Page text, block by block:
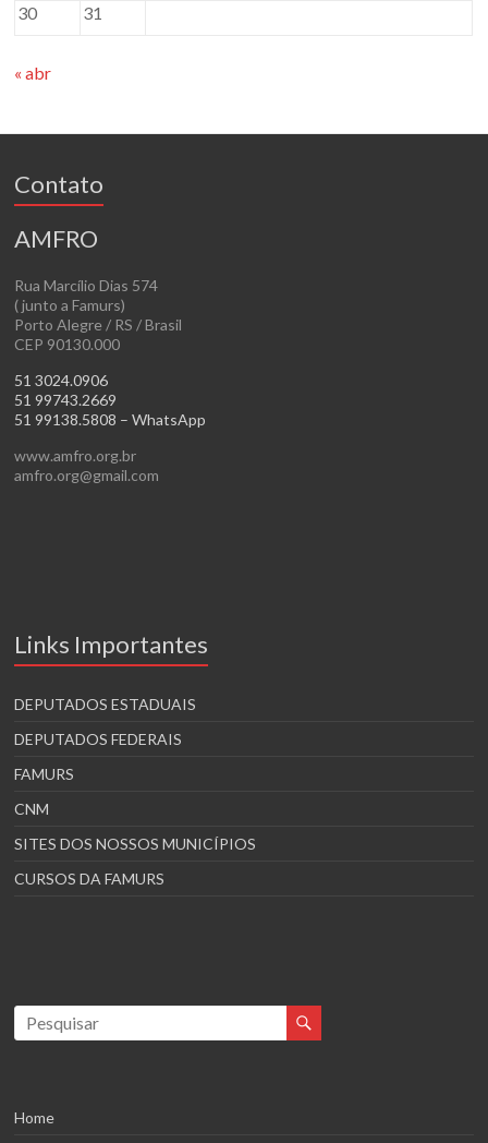
30
31
« abr
Contato
AMFRO
Rua Marcílio Dias 574
( junto a Famurs)
Porto Alegre / RS / Brasil
CEP 90130.000
51 3024.0906
51 99743.2669
51 99138.5808 – WhatsApp
www.amfro.org.br
amfro.org@gmail.com
Links Importantes
DEPUTADOS ESTADUAIS
DEPUTADOS FEDERAIS
FAMURS
CNM
SITES DOS NOSSOS MUNICÍPIOS
CURSOS DA FAMURS
Home